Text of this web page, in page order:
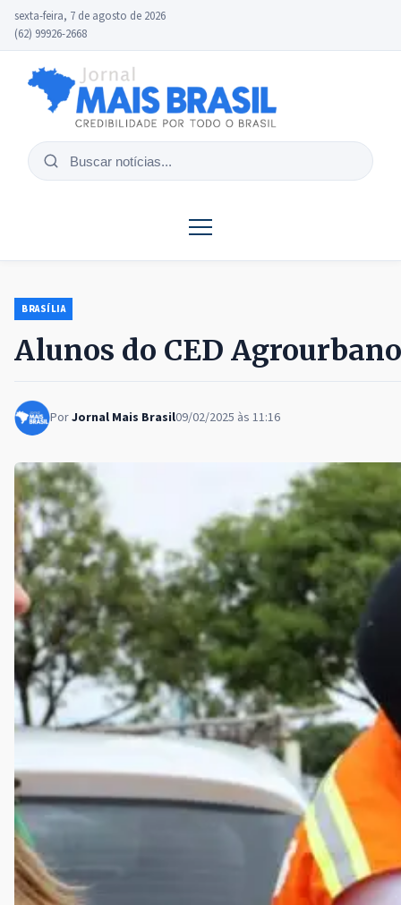
sexta-feira, 7 de agosto de 2026
(62) 99926-2668
Buscar
BRASÍLIA
Alunos do CED
PorJornal Mais Brasil09/02/2025 às 11:16